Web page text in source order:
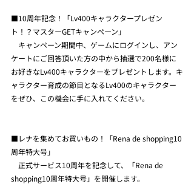
■10周年記念！「Lv400キャラクタープレゼン
ト！？マスターGETキャンペーン」
キャンペーン期間中、ゲームにログインし、アン
ケートにご回答頂いた方の中から抽選で200名様に
お好きなLv400キャラクターをプレゼントします。キ
ャラクター育成の節目となるLv400のキャラクター
をぜひ、この機会に手に入れてください。
■レナを集めてお買いもの！「Rena de shopping10
周年特大号」
正式サービス10周年を記念して、「Rena de
shopping10周年特大号」を開催します。